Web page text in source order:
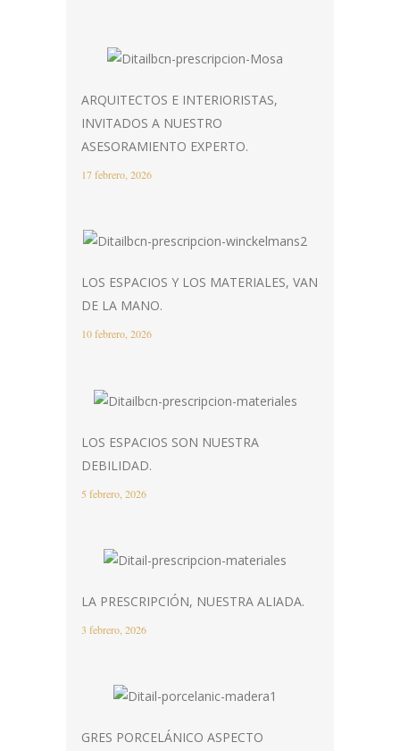
ARQUITECTOS E INTERIORISTAS,
INVITADOS A NUESTRO
ASESORAMIENTO EXPERTO.
17 febrero, 2026
LOS ESPACIOS Y LOS MATERIALES, VAN
DE LA MANO.
10 febrero, 2026
LOS ESPACIOS SON NUESTRA
DEBILIDAD.
5 febrero, 2026
LA PRESCRIPCIÓN, NUESTRA ALIADA.
3 febrero, 2026
GRES PORCELÁNICO ASPECTO